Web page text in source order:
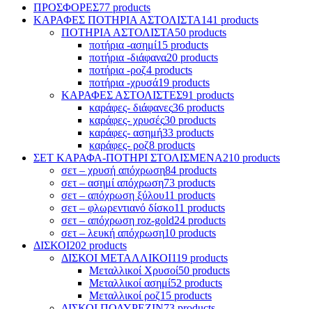
ΠΡΟΣΦΟΡΕΣ77 products
ΚΑΡΑΦΕΣ ΠΟΤΗΡΙΑ ΑΣΤΟΛΙΣΤΑ141 products
ΠΟΤΗΡΙΑ ΑΣΤΟΛΙΣΤΑ50 products
ποτήρια -ασημί15 products
ποτήρια -διάφανα20 products
ποτήρια -ροζ4 products
ποτήρια -χρυσά19 products
ΚΑΡΑΦΕΣ ΑΣΤΟΛΙΣΤΕΣ91 products
καράφες- διάφανες36 products
καράφες- χρυσές30 products
καράφες- ασημή33 products
καράφες- ροζ8 products
ΣΕΤ ΚΑΡΑΦΑ-ΠΟΤΗΡΙ ΣΤΟΛΙΣΜΕΝΑ210 products
σετ – χρυσή απόχρωση84 products
σετ – ασημί απόχρωση73 products
σετ – απόχρωση ξύλου11 products
σετ – φλωρεντιανό δίσκο11 products
σετ – απόχρωση roz-gold24 products
σετ – λευκή απόχρωση10 products
ΔΙΣΚΟΙ202 products
ΔΙΣΚΟΙ ΜΕΤΑΛΛΙΚΟΙ119 products
Μεταλλικοί Χρυσοί50 products
Μεταλλικοί ασημί52 products
Mεταλλικοί ροζ15 products